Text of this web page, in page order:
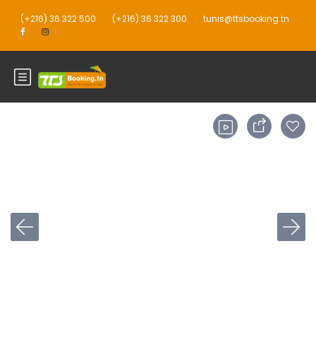
(+216) 36 322 500 (+216) 36 322 300 tunis@ttsbooking.tn